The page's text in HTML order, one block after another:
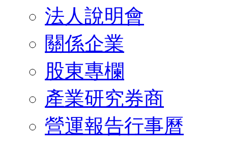
法人說明會
關係企業
股東專欄
產業研究券商
營運報告行事曆